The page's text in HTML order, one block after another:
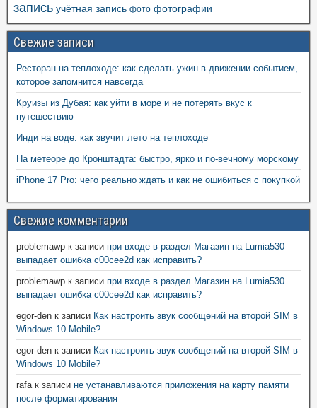
запись учётная запись фото фотографии
Свежие записи
Ресторан на теплоходе: как сделать ужин в движении событием,
которое запомнится навсегда
Круизы из Дубая: как уйти в море и не потерять вкус к
путешествию
Инди на воде: как звучит лето на теплоходе
На метеоре до Кронштадта: быстро, ярко и по-вечному морскому
iPhone 17 Pro: чего реально ждать и как не ошибиться с покупкой
Свежие комментарии
problemawp к записи при входе в раздел Магазин на Lumia530
выпадает ошибка c00cee2d как исправить?
problemawp к записи при входе в раздел Магазин на Lumia530
выпадает ошибка c00cee2d как исправить?
egor-den к записи Как настроить звук сообщений на второй SIM в
Windows 10 Mobile?
egor-den к записи Как настроить звук сообщений на второй SIM в
Windows 10 Mobile?
rafaк записи не устанавливаются приложения на карту памяти
после форматирования